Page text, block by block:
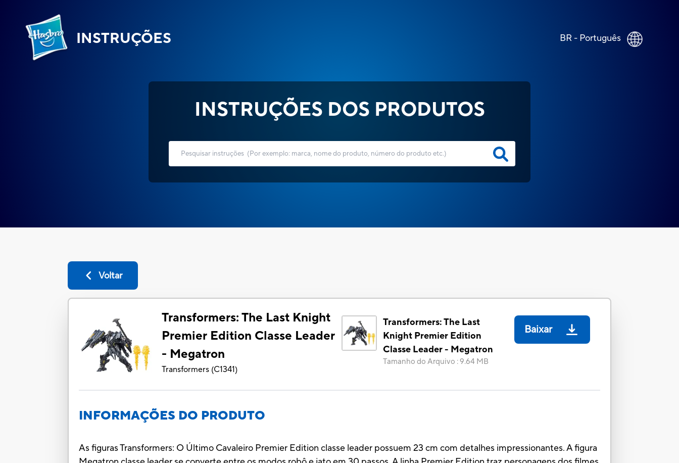
INSTRUÇÕES BR - Português
INSTRUÇÕES DOS PRODUTOS
Voltar
Transformers: The Last Knight
Premier Edition Classe Leader
- Megatron
Transformers (C1341)
Transformers: The Last
Knight Premier Edition
Classe Leader - Megatron
Tamanho do Arquivo :9.64 MB
Baixar
INFORMAÇÕES DO PRODUTO
As figuras Transformers: O Último Cavaleiro Premier Edition classe leader possuem 23 cm com detalhes impressionantes. A figura